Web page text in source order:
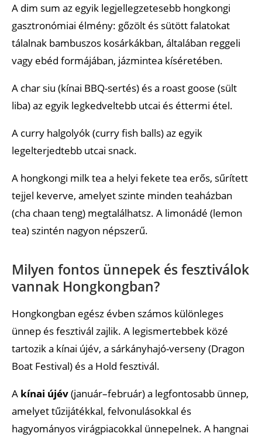
A dim sum az egyik legjellegzetesebb hongkongi
gasztronómiai élmény: gőzölt és sütött falatokat
tálalnak bambuszos kosárkákban, általában reggeli
vagy ebéd formájában, jázmintea kíséretében.
A char siu (kínai BBQ-sertés) és a roast goose (sült
liba) az egyik legkedveltebb utcai és éttermi étel.
A curry halgolyók (curry fish balls) az egyik
legelterjedtebb utcai snack.
A hongkongi milk tea a helyi fekete tea erős, sűrített
tejjel keverve, amelyet szinte minden teaházban
(cha chaan teng) megtalálhatsz. A limonádé (lemon
tea) szintén nagyon népszerű.
Milyen fontos ünnepek és fesztiválok
vannak Hongkongban?
Hongkongban egész évben számos különleges
ünnep és fesztivál zajlik. A legismertebbek közé
tartozik a kínai újév, a sárkányhajó-verseny (Dragon
Boat Festival) és a Hold fesztivál.
A kínai újév(január–február) a legfontosabb ünnep,
amelyet tűzijátékkal, felvonulásokkal és
hagyományos virágpiacokkal ünnepelnek. A hangnai